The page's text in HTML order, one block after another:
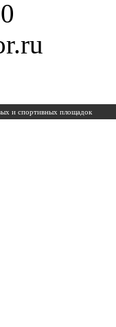
и спортивных площадок